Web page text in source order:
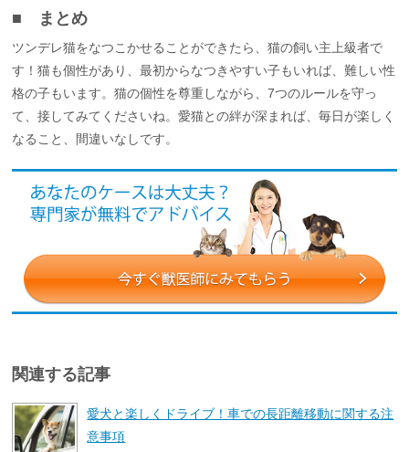
■ まとめ
ツンデレ猫をなつこかせることができたら、猫の飼い主上級者で
す！猫も個性があり、最初からなつきやすい子もいれば、難しい性
格の子もいます。猫の個性を尊重しながら、7つのルールを守っ
て、接してみてくださいね。愛猫との絆が深まれば、毎日が楽しく
なること、間違いなしです。
関連する記事
愛犬と楽しくドライブ！車での長距離移動に関する注
意事項